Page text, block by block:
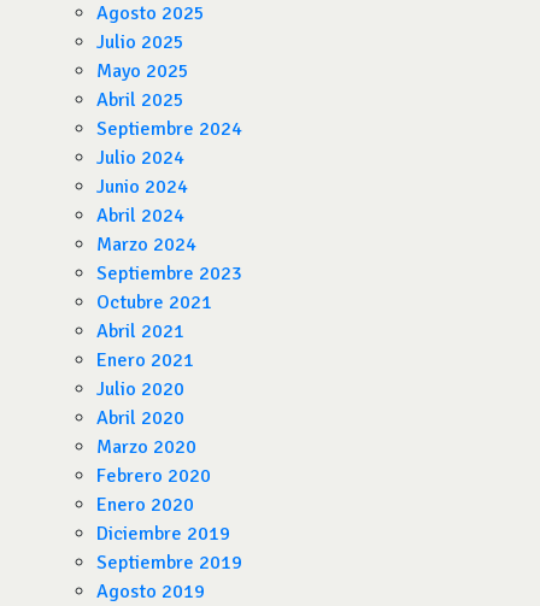
Agosto 2025
Julio 2025
Mayo 2025
Abril 2025
Septiembre 2024
Julio 2024
Junio 2024
Abril 2024
Marzo 2024
Septiembre 2023
Octubre 2021
Abril 2021
Enero 2021
Julio 2020
Abril 2020
Marzo 2020
Febrero 2020
Enero 2020
Diciembre 2019
Septiembre 2019
Agosto 2019